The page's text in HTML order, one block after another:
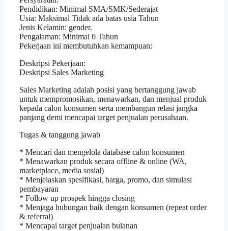
Pendidikan: Minimal SMA/SMK/Sederajat
Usia: Maksimal Tidak ada batas usia Tahun
Jenis Kelamin: gender.
Pengalaman: Minimal 0 Tahun
Pekerjaan ini membutuhkan kemampuan:
Deskripsi Pekerjaan:
Deskripsi Sales Marketing
Sales Marketing adalah posisi yang bertanggung jawab
untuk mempromosikan, menawarkan, dan menjual produk
kepada calon konsumen serta membangun relasi jangka
panjang demi mencapai target penjualan perusahaan.
Tugas & tanggung jawab
* Mencari dan mengelola database calon konsumen
* Menawarkan produk secara offline & online (WA,
marketplace, media sosial)
* Menjelaskan spesifikasi, harga, promo, dan simulasi
pembayaran
* Follow up prospek hingga closing
* Menjaga hubungan baik dengan konsumen (repeat order
& referral)
* Mencapai target penjualan bulanan